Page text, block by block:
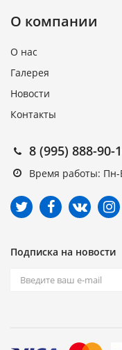
О компании
О нас
Галерея
Новости
Контакты
8 (995) 888-90-
Время работы: Пн-
Подписка на новости